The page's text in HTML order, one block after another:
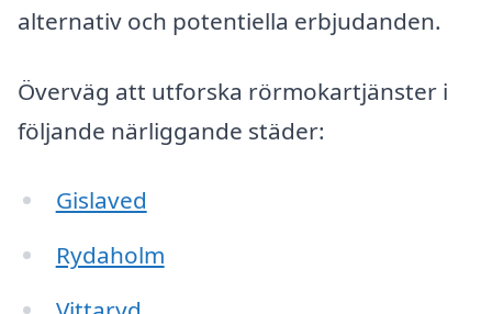
alternativ och potentiella erbjudanden.
Överväg att utforska rörmokartjänster i
följande närliggande städer:
Gislaved
Rydaholm